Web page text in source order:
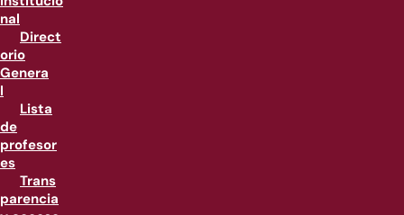
nal
Direct
orio
Genera
l
Lista
de
profesor
es
Trans
parencia